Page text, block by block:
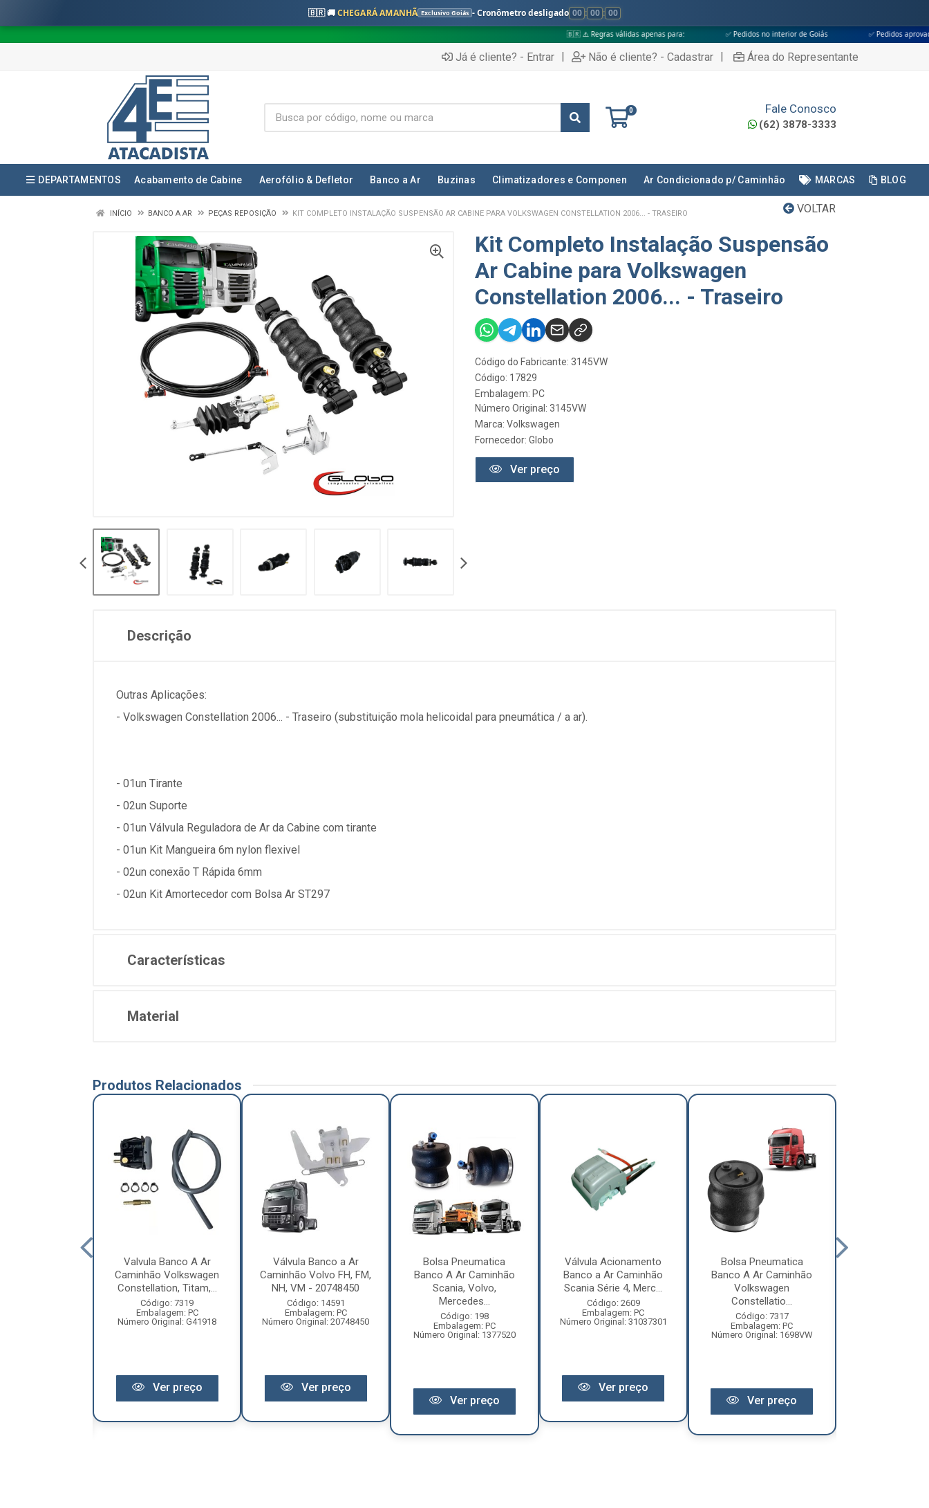
🇧🇷 🚚CHEGARÁ AMANHÃ Exclusivo Goiás - Cronômetro desligado 00 : 00 : 00
🇧🇷 ⚠️ Regras válidas apenas para: ✅ Pedidos no interior de Goiás ✅ Pedidos aprovados até às 18h
Já é cliente? - Entrar | Não é cliente? - Cadastrar | Área do Representante
0 Fale Conosco
(62) 3878-3333
DEPARTAMENTOS Acabamento de Cabine Aerofólio & Defletor Banco a Ar Buzinas Climatizadores e Componen Ar Condicionado p/ Caminhão MARCAS BLOG
VOLTAR
INÍCIO BANCO A AR PEÇAS REPOSIÇÃO KIT COMPLETO INSTALAÇÃO SUSPENSÃO AR CABINE PARA VOLKSWAGEN CONSTELLATION 2006... - TRASEIRO
Kit Completo Instalação Suspensão
Ar Cabine para Volkswagen
Constellation 2006... - Traseiro
Código do Fabricante: 3145VW
Código: 17829
Embalagem: PC
Número Original: 3145VW
Marca: Volkswagen
Fornecedor: Globo
Ver preço
Descrição
Outras Aplicações:
- Volkswagen Constellation 2006... - Traseiro (substituição mola helicoidal para pneumática / a ar).
- 01un Tirante
- 02un Suporte
- 01un Válvula Reguladora de Ar da Cabine com tirante
- 01un Kit Mangueira 6m nylon flexivel
- 02un conexão T Rápida 6mm
- 02un Kit Amortecedor com Bolsa Ar ST297
Características
Material
Produtos Relacionados
Valvula Banco A Ar
Caminhão Volkswagen
Constellation, Titam,...
Código: 7319
Embalagem: PC
Número Original: G41918
Ver preço
Válvula Banco a Ar
Caminhão Volvo FH, FM,
NH, VM - 20748450
Código: 14591
Embalagem: PC
Número Original: 20748450
Ver preço
Bolsa Pneumatica
Banco A Ar Caminhão
Scania, Volvo,
Mercedes...
Código: 198
Embalagem: PC
Número Original: 1377520
Ver preço
Válvula Acionamento
Banco a Ar Caminhão
Scania Série 4, Merc...
Código: 2609
Embalagem: PC
Número Original: 31037301
Ver preço
Bolsa Pneumatica
Banco A Ar Caminhão
Volkswagen
Constellatio...
Código: 7317
Embalagem: PC
Número Original: 1698VW
Ver preço